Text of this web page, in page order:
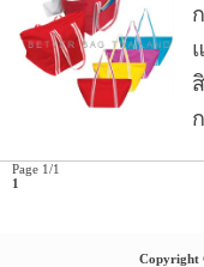
Page 1/1
1
Copyright